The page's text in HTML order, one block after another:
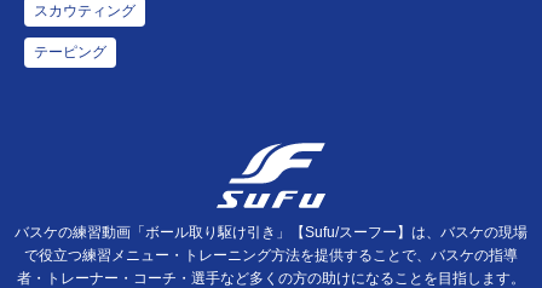
スカウティング
テーピング
バスケの練習動画「ボール取り駆け引き」【Sufu/スーフー】は、バスケの現場
で役立つ練習メニュー・トレーニング方法を提供することで、バスケの指導
者・トレーナー・コーチ・選手など多くの方の助けになることを目指します。